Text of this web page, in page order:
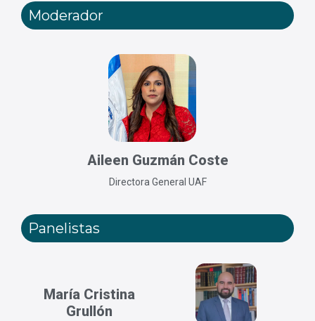
Moderador
Aileen Guzmán Coste
Directora General UAF
Panelistas
María Cristina
Grullón